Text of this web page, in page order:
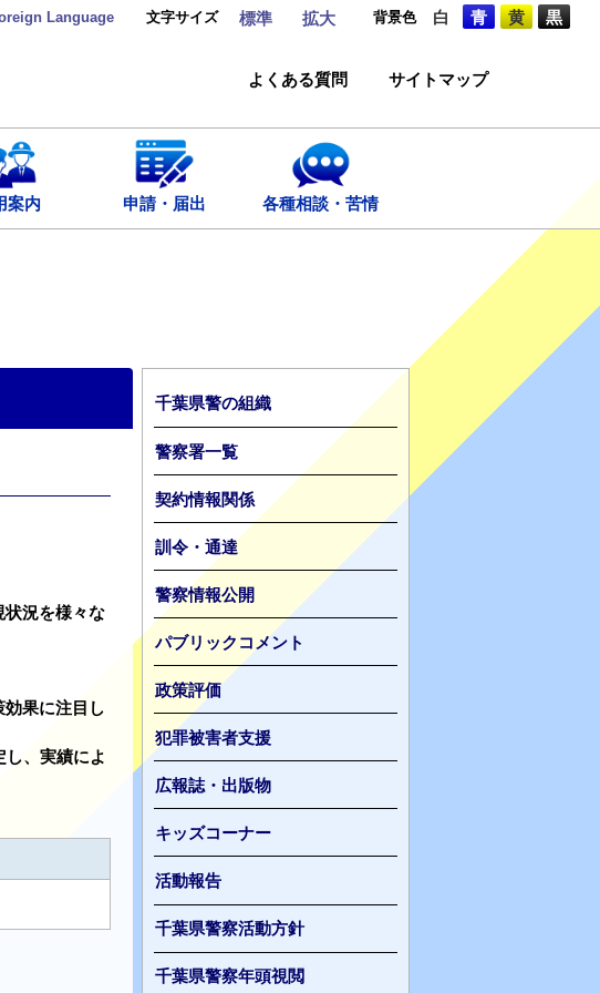
Language 文字サイズ 標準 拡大 背景色 白 青 黄 黒
よくある質問 サイトマップ
案内 申請・届出 各種相談・苦情
状況を様々な
果に注目し
し、実績によ
千葉県警の組織
警察署一覧
契約情報関係
訓令・通達
警察情報公開
パブリックコメント
政策評価
犯罪被害者支援
広報誌・出版物
キッズコーナー
活動報告
千葉県警察活動方針
千葉県警察年頭視閲